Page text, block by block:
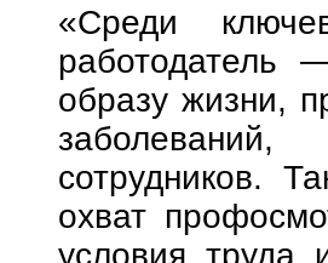
«Среди
работодатель
образу жизни,
сотрудников.
охват
условия труда